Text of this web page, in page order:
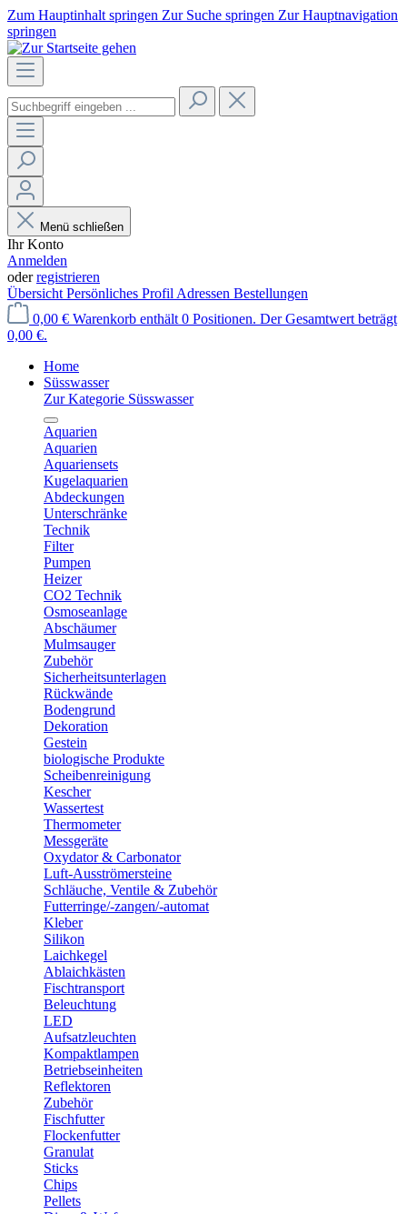
Zum Hauptinhalt springen Zur Suche springen Zur Hauptnavigation
springen
Menü schließen
Ihr Konto
Anmelden
oderregistrieren
Übersicht Persönliches Profil Adressen Bestellungen
0,00 € Warenkorb enthält 0 Positionen. Der Gesamtwert beträgt
0,00 €.
Home
Süsswasser
Zur Kategorie Süsswasser
Aquarien
Aquarien
Aquariensets
Kugelaquarien
Abdeckungen
Unterschränke
Technik
Filter
Pumpen
Heizer
CO2 Technik
Osmoseanlage
Abschäumer
Mulmsauger
Zubehör
Sicherheitsunterlagen
Rückwände
Bodengrund
Dekoration
Gestein
biologische Produkte
Scheibenreinigung
Kescher
Wassertest
Thermometer
Messgeräte
Oxydator & Carbonator
Luft-Ausströmersteine
Schläuche, Ventile & Zubehör
Futterringe/-zangen/-automat
Kleber
Silikon
Laichkegel
Ablaichkästen
Fischtransport
Beleuchtung
LED
Aufsatzleuchten
Kompaktlampen
Betriebseinheiten
Reflektoren
Zubehör
Fischfutter
Flockenfutter
Granulat
Sticks
Chips
Pellets